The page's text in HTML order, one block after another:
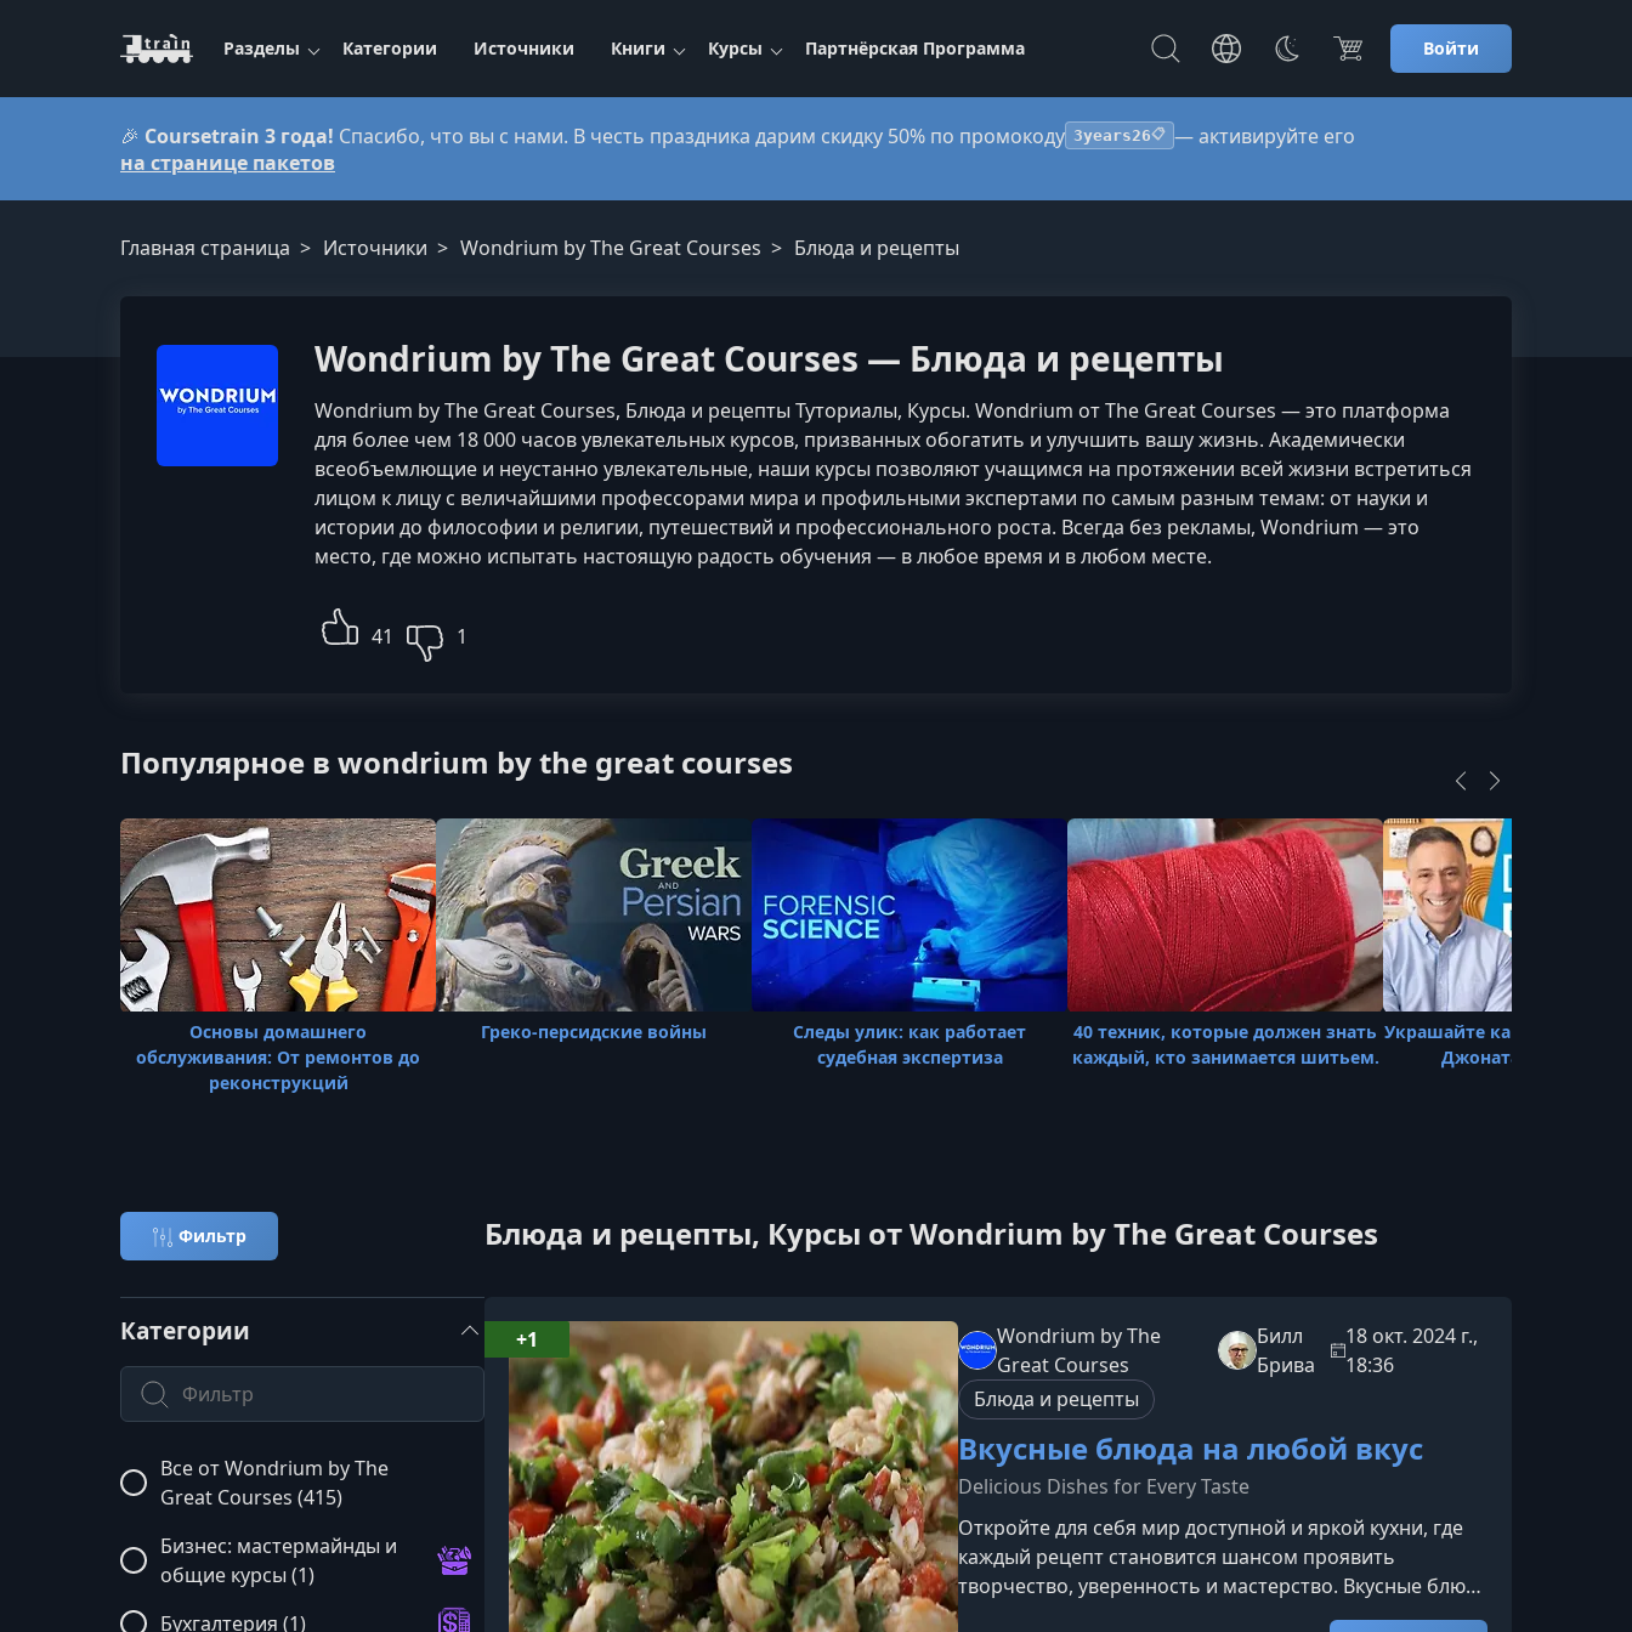
Разделы Категории Источники Книги Курсы Партнёрская Программа Войти
🎉 Coursetrain 3 года! Спасибо, что вы с нами. В честь праздника дарим скидку 50% по промокоду 3years26📋 — активируйте его
на странице пакетов
Главная страница Источники Wondrium by The Great Courses Блюда и рецепты
Wondrium by The Great Courses — Блюда и рецепты
Wondrium by The Great Courses, Блюда и рецепты Туториалы, Курсы. Wondrium от The Great Courses — это платформа
для более чем 18 000 часов увлекательных курсов, призванных обогатить и улучшить вашу жизнь. Академически
всеобъемлющие и неустанно увлекательные, наши курсы позволяют учащимся на протяжении всей жизни встретиться
лицом к лицу с величайшими профессорами мира и профильными экспертами по самым разным темам: от науки и
истории до философии и религии, путешествий и профессионального роста. Всегда без рекламы, Wondrium — это
место, где можно испытать настоящую радость обучения — в любое время и в любом месте.
41 1
Популярное в wondrium by the great courses
Основы домашнего
обслуживания: От ремонтов до
реконструкций
Греко-персидские войны
Следы улик: как работает
судебная экспертиза
40 техник, которые должен знать
каждый, кто занимается шитьем.
Украшайте как дизайнер,
Джонатаном
Фильтр Блюда и рецепты, Курсы от Wondrium by The Great Courses
Категории
Поиск по категории
Все от Wondrium by The
Great Courses (415)
Бизнес: мастермайнды и
общие курсы (1)
Бухгалтерия (1)
Wondrium by The
Great Courses
Билл
Брива
18 окт. 2024 г.,
18:36
Блюда и рецепты
Вкусные блюда на любой вкус
Delicious Dishes for Every Taste
Откройте для себя мир доступной и яркой кухни, где
каждый рецепт становится шансом проявить
творчество, уверенность и мастерство. Вкусные блюда
на любой вкус — это путь в гастрономию, который
+1